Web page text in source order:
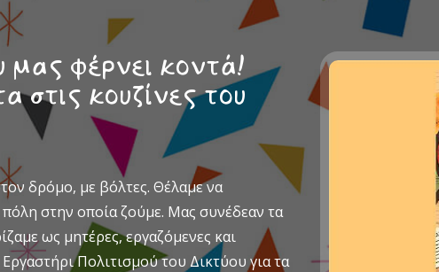
φέρνει κοντά!
στις κουζίνες του
δρόμο, με βόλτες. Θέλαμε να
στην οποία ζούμε. Μας συνέδεαν τα
ως μητέρες, εργαζόμενες και
Πολιτισμού του Δικτύου για τα